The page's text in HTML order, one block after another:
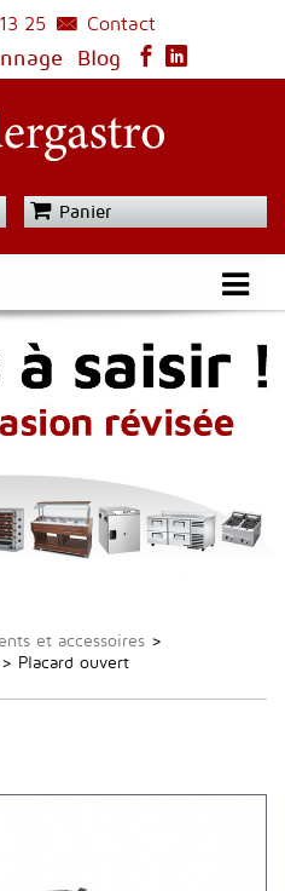
25
Contact
Blog
Panier
et accessoires >
> Placard ouvert